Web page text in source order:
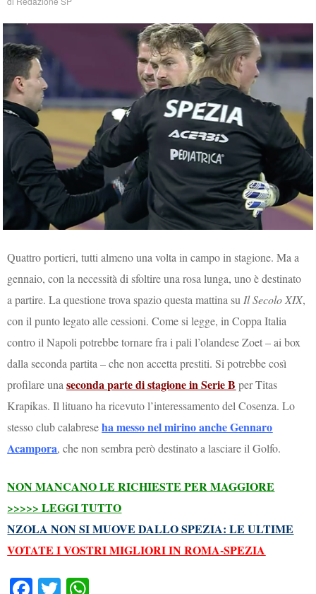
Quattro portieri, tutti almeno una volta in campo in stagione. Ma a
gennaio, con la necessità di sfoltire una rosa lunga, uno è destinato
a partire. La questione trova spazio questa mattina su Il Secolo XIX,
con il punto legato alle cessioni. Come si legge, in Coppa Italia
contro il Napoli potrebbe tornare fra i pali l’olandese Zoet – ai box
dalla seconda partita – che non accetta prestiti. Si potrebbe così
profilare unaseconda parte di stagione in Serie B per Titas
Krapikas. Il lituano ha ricevuto l’interessamento del Cosenza. Lo
stesso club calabreseha messo nel mirino anche Gennaro
Acampora, che non sembra però destinato a lasciare il Golfo.
NON MANCANO LE RICHIESTE PER MAGGIORE
>>>>> LEGGI TUTTO
NZOLA NON SI MUOVE DALLO SPEZIA: LE ULTIME
VOTATE I VOSTRI MIGLIORI IN ROMA-SPEZIA